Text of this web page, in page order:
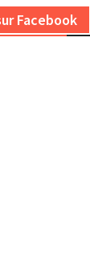
Facebook